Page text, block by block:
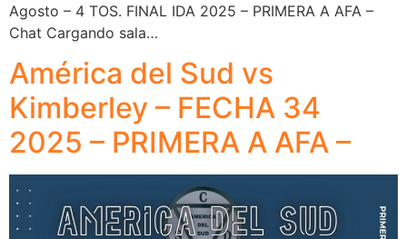
Agosto – 4 TOS. FINAL IDA 2025 – PRIMERA A AFA –
Chat Cargando sala…
América del Sud vs
Kimberley – FECHA 34
2025 – PRIMERA A AFA –